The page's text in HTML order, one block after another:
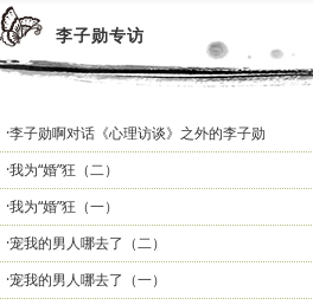
李子勋专访
·李子勋啊对话《心理访谈》之外的李子勋
·我为“婚”狂（二）
·我为“婚”狂（一）
·宠我的男人哪去了（二）
·宠我的男人哪去了（一）